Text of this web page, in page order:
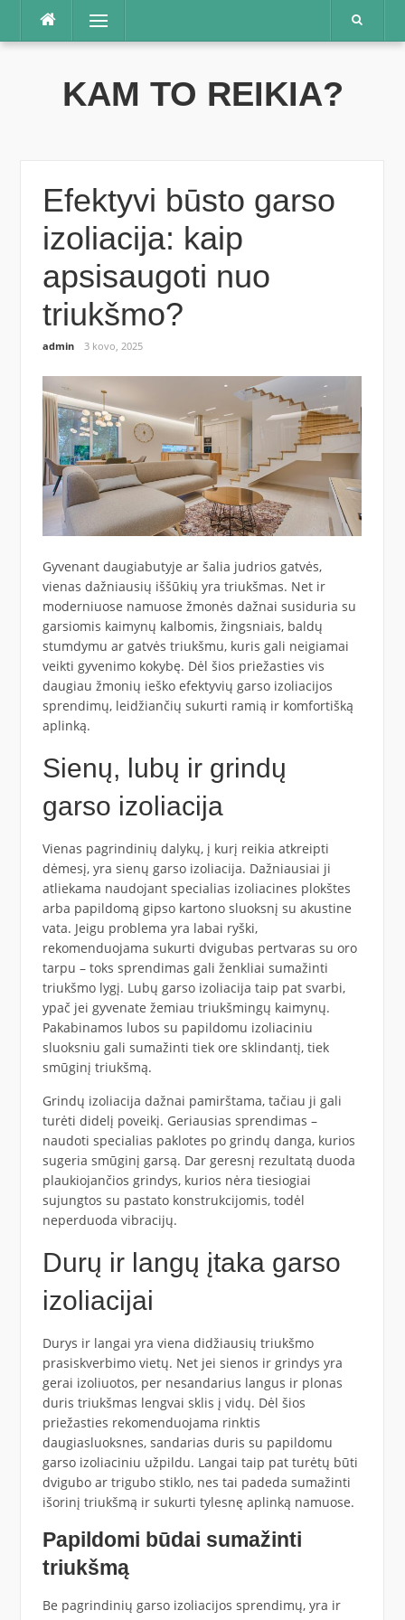
Praleisti
Meniu
KAM TO REIKIA?
Efektyvi būsto garso
izoliacija: kaip
apsisaugoti nuo
triukšmo?
admin 3 kovo, 2025
Gyvenant daugiabutyje ar šalia judrios gatvės,
vienas dažniausių iššūkių yra triukšmas. Net ir
moderniuose namuose žmonės dažnai susiduria su
garsiomis kaimynų kalbomis, žingsniais, baldų
stumdymu ar gatvės triukšmu, kuris gali neigiamai
veikti gyvenimo kokybę. Dėl šios priežasties vis
daugiau žmonių ieško efektyvių garso izoliacijos
sprendimų, leidžiančių sukurti ramią ir komfortišką
aplinką.
Sienų, lubų ir grindų
garso izoliacija
Vienas pagrindinių dalykų, į kurį reikia atkreipti
dėmesį, yra sienų garso izoliacija. Dažniausiai ji
atliekama naudojant specialias izoliacines plokštes
arba papildomą gipso kartono sluoksnį su akustine
vata. Jeigu problema yra labai ryški,
rekomenduojama sukurti dvigubas pertvaras su oro
tarpu – toks sprendimas gali ženkliai sumažinti
triukšmo lygį. Lubų garso izoliacija taip pat svarbi,
ypač jei gyvenate žemiau triukšmingų kaimynų.
Pakabinamos lubos su papildomu izoliaciniu
sluoksniu gali sumažinti tiek ore sklindantį, tiek
smūginį triukšmą.
Grindų izoliacija dažnai pamirštama, tačiau ji gali
turėti didelį poveikį. Geriausias sprendimas –
naudoti specialias paklotes po grindų danga, kurios
sugeria smūginį garsą. Dar geresnį rezultatą duoda
plaukiojančios grindys, kurios nėra tiesiogiai
sujungtos su pastato konstrukcijomis, todėl
neperduoda vibracijų.
Durų ir langų įtaka garso
izoliacijai
Durys ir langai yra viena didžiausių triukšmo
prasiskverbimo vietų. Net jei sienos ir grindys yra
gerai izoliuotos, per nesandarius langus ir plonas
duris triukšmas lengvai sklis į vidų. Dėl šios
priežasties rekomenduojama rinktis
daugiasluoksnes, sandarias duris su papildomu
garso izoliaciniu užpildu. Langai taip pat turėtų būti
dvigubo ar trigubo stiklo, nes tai padeda sumažinti
išorinį triukšmą ir sukurti tylesnę aplinką namuose.
Papildomi būdai sumažinti
triukšmą
Be pagrindinių garso izoliacijos sprendimų, yra ir